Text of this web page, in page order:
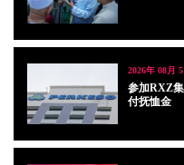
2026年 08月 5
参加RXZ
付抚恤金